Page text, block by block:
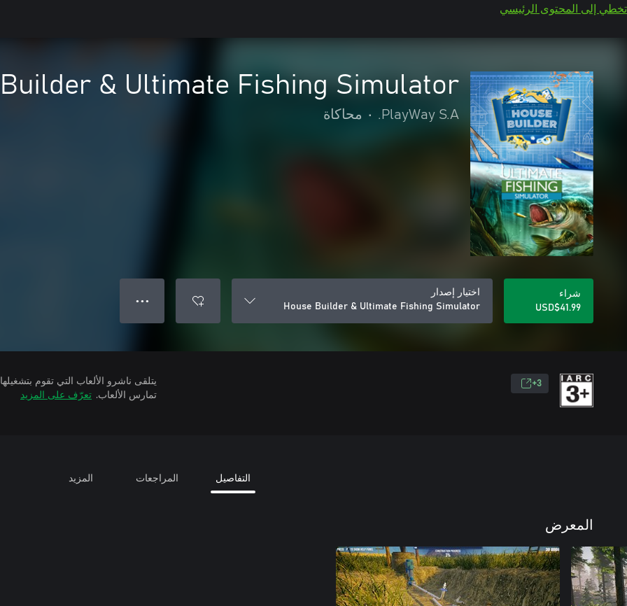
تخطي إلى المحتوى الرئيسي
& Ultimate Fishing Simulator
PlayWay S.A.
• محاكاة
شراء
USD$41.99
اختيار إصدار
House Builder & Ultimate Fishing Simulator
● ● ●
3+
تمارس الألعاب. تعرّف على المزيد
التفاصيل المراجعات المزيد
المعرض